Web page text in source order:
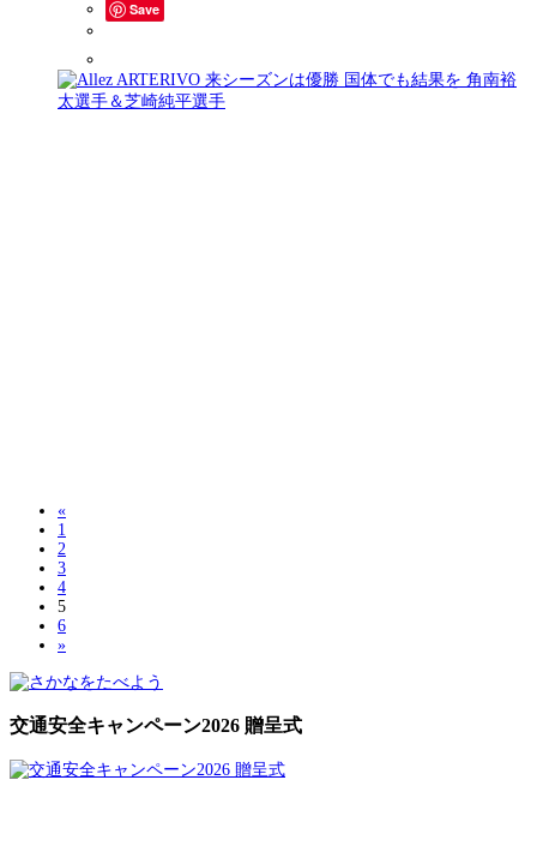
Save
«
1
2
3
4
5
6
»
交通安全キャンペーン2026 贈呈式